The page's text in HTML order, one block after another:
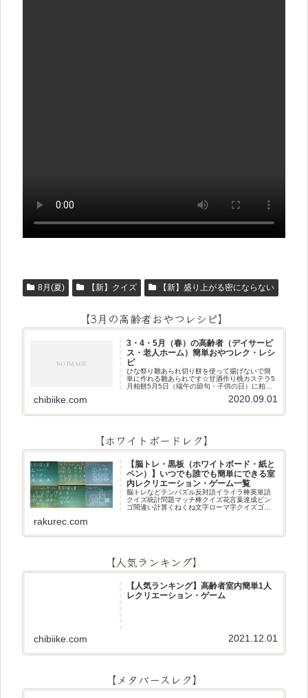
8月(夏) 【新】クイズ 【新】盛り上がる密にならない
【3月の高齢者おやつレシピ】
3・4・5月（春）の高齢者（デイサービ
ス・老人ホーム）簡単おやつレク・レシ
ピ
ひな祭り雛あられ切り餅を使って揚げないで簡
単に作れる雛あられです☆甘酒作り桃カステラ5
月柏餅5月5日（端午の節句・子供の日）に柏餅
日）にちまき作りです☆ほうじ茶プリン抹茶パ
chibiike.com 2020.09.01
【ホワイトボードレク】
【脳トレ・黒板（ホワイトボード・紙と
ペン）】いつでも誰でも簡単にできる室
内レクリエーション・ゲーム一覧
脳トレなどテンパズル反対語イライラ棒英単語
クイズ統計問題マッチ棒クイズ花言葉達成ビン
ゴ間違い計算くねくね文字ローマ字クイズゴロ
rakurec.com
【人気ランキング】
【人気ランキング】高齢者室内簡単1人
レクリエーション・ゲーム
chibiike.com 2021.12.01
【メタバースレク】